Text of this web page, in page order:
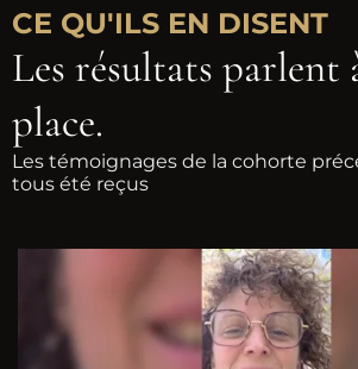
CE QU'ILS EN DISENT
Les résultats parlent
place.
Les témoignages de la cohorte
tous été reçus